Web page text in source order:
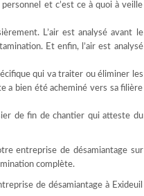
et c’est ce à quoi à veille
L’air est analysé avant le
Et enfin, l’air est analysé
qui va traiter ou éliminer les
a bien été acheminé vers sa filière
de fin de chantier qui atteste du
entreprise de désamiantage sur
complète.
de désamiantage à Exideuil